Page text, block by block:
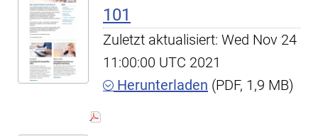
101
Zuletzt aktualisiert: Wed Nov 24
11:00:00 UTC 2021
Herunterladen (PDF, 1,9 MB)